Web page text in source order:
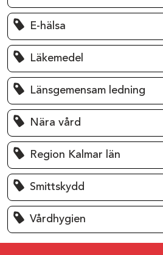
E-hälsa
Läkemedel
Länsgemensam ledning
Nära vård
Region Kalmar län
Smittskydd
Vårdhygien